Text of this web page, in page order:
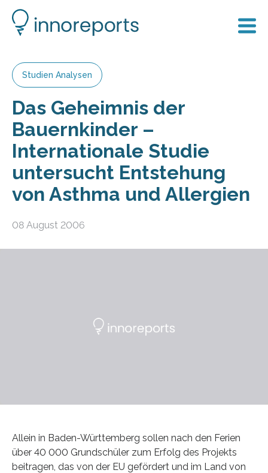
Studien Analysen
Das Geheimnis der
Bauernkinder –
Internationale Studie
untersucht Entstehung
von Asthma und Allergien
08 August 2006
Allein in Baden-Württemberg sollen nach den Ferien
über 40 000 Grundschüler zum Erfolg des Projekts
beitragen, das von der EU gefördert und im Land von